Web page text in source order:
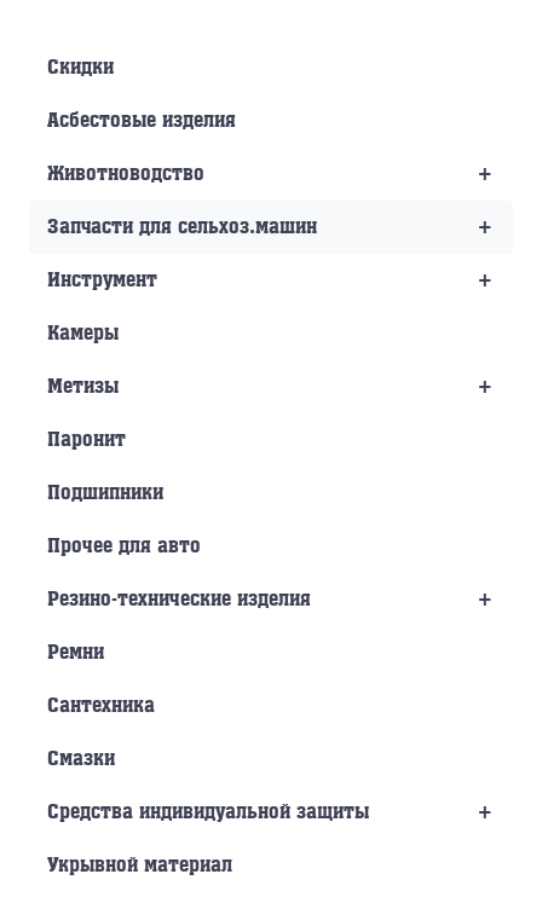
Скидки
Асбестовые изделия
+
Животноводство
+
Запчасти для сельхоз.машин
+
Инструмент
Камеры
+
Метизы
Паронит
Подшипники
Прочее для авто
+
Резино-технические изделия
Ремни
Сантехника
Смазки
+
Средства индивидуальной защиты
Укрывной материал